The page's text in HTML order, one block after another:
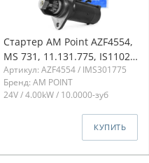
Стартер AM Point AZF4554,
MS 731, 11.131.775, IS1102
(IMS301775)
Артикул: AZF4554 / IMS301775
Бренд: AM POINT
24V / 4.00kW / 10.0000-зуб
КУПИТЬ